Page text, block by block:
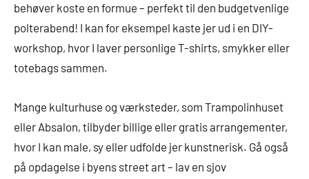
behøver koste en formue – perfekt til den budgetvenlige
polterabend! I kan for eksempel kaste jer ud i en DIY-
workshop, hvor I laver personlige T-shirts, smykker eller
totebags sammen.
Mange kulturhuse og værksteder, som Trampolinhuset
eller Absalon, tilbyder billige eller gratis arrangementer,
hvor I kan male, sy eller udfolde jer kunstnerisk. Gå også
på opdagelse i byens street art – lav en sjov